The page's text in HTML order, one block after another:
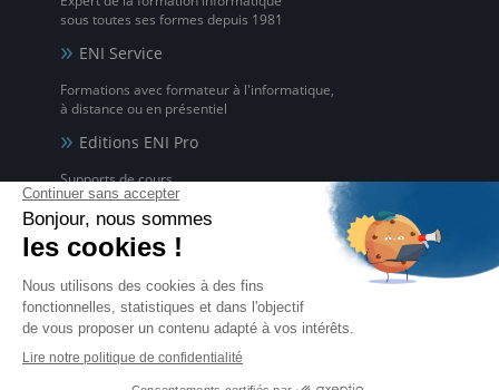
sous toutes ses formes depuis 1981
ENI Service
Formations avec formateur à l'informatique,
à distance ou en présentiel
Editions ENI Pro
Supports de cours
pour les organismes de formation
ENI elearning
La solution de formation à l'informatique en ligne,
disponible en 5 langues
Certifications ENI
Certifications à l'informatique